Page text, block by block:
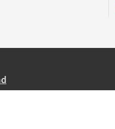
liefern wir